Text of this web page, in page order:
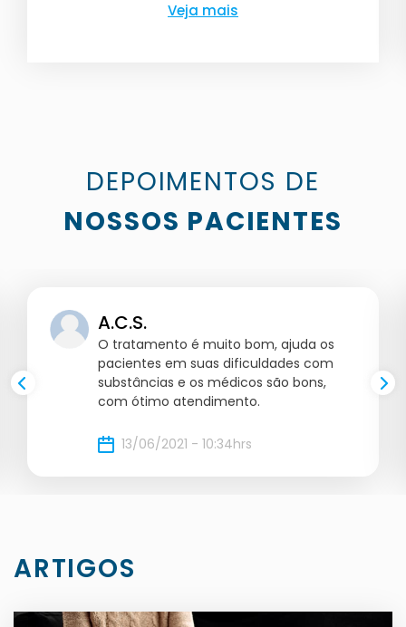
Veja mais
DEPOIMENTOS DE
NOSSOS PACIENTES
A.C.S.
O tratamento é muito bom, ajuda os
pacientes em suas dificuldades com
substâncias e os médicos são bons,
com ótimo atendimento.
13/06/2021 - 10:34hrs
ARTIGOS